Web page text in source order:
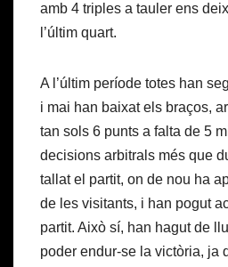
amb 4 triples a tauler ens
l’últim quart.
A l’últim període totes han
i mai han baixat els braços,
tan sols 6 punts a falta de 5
decisions arbitrals més que
tallat el partit, on de nou ha
de les visitants, i han pogut
partit. Això sí, han hagut de
poder endur-se la victòria, ja